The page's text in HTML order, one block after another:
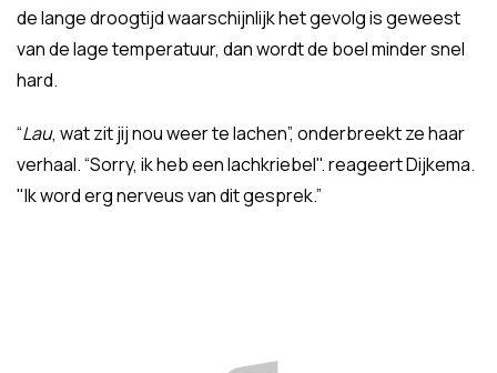
de lange droogtijd waarschijnlijk het gevolg is geweest
van de lage temperatuur, dan wordt de boel minder snel
hard.
“Lau, wat zit jij nou weer te lachen”, onderbreekt ze haar
verhaal. “Sorry, ik heb een lachkriebel". reageert Dijkema.
"Ik word erg nerveus van dit gesprek.”